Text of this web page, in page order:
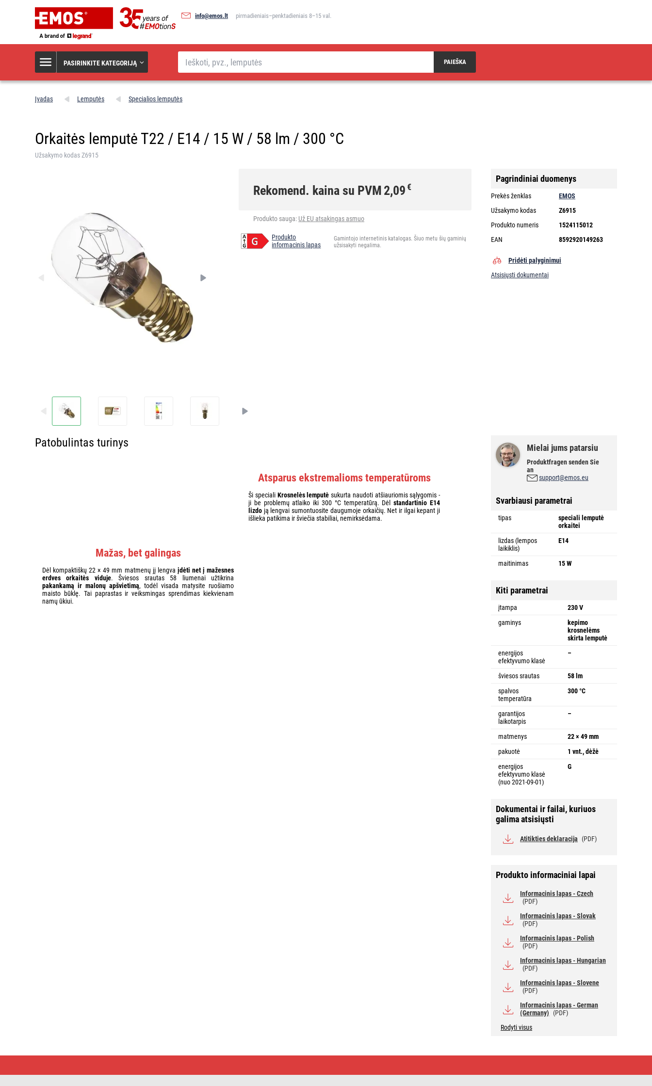
info@emos.lt pirmadieniais–penktadieniais 8–15 val.
PASIRINKITE KATEGORIJĄ
Paieška
PAIEŠKA
Įvadas Lemputės Specialios lemputės
Orkaitės lemputė T22 / E14 / 15 W / 58 lm / 300 °C
Užsakymo kodas Z6915
Rekomend. kaina su PVM 2,09€
Produkto sauga: Už EU atsakingas asmuo
Produkto
informacinis lapas
Gamintojo internetinis katalogas. Šiuo metu šių gaminių
užsisakyti negalima.
Pagrindiniai duomenys
Prekės ženklas
EMOS
Užsakymo kodas
Z6915
Produkto numeris
1524115012
EAN
8592920149263
Pridėti palyginimui
Atsisiųsti dokumentai
Patobulintas turinys
Atsparus ekstremalioms temperatūroms
Ši speciali Krosnelės lemputė sukurta naudoti atšiauriomis sąlygomis -
ji be problemų atlaiko iki 300 °C temperatūrą. Dėlstandartinio E14
lizdo ją lengvai sumontuosite daugumoje orkaičių. Net ir ilgai kepant ji
išlieka patikima ir šviečia stabiliai, nemirksėdama.
Mažas, bet galingas
Dėl kompaktiškų 22 × 49 mm matmenų jį lengva įdėti net į mažesnes
erdves orkaitės viduje. Šviesos srautas 58 liumenai užtikrina
pakankamą ir malonų apšvietimą, todėl visada matysite ruošiamo
maisto būklę. Tai paprastas ir veiksmingas sprendimas kiekvienam
namų ūkiui.
Mielai jums patarsiu
Produktfragen senden Sie
an
support@emos.eu
Svarbiausi parametrai
tipas
speciali lemputė
orkaitei
lizdas (lempos
laikiklis)
E14
maitinimas 15 W
Kiti parametrai
įtampa
230 V
gaminys
kepimo
krosnelėms
skirta lemputė
energijos
efektyvumo klasė
–
šviesos srautas
58 lm
spalvos
temperatūra
300 °C
garantijos
laikotarpis
–
matmenys
22 × 49 mm
pakuotė
1 vnt., dėžė
energijos
efektyvumo klasė
(nuo 2021-09-01)
G
Dokumentai ir failai, kuriuos
galima atsisiųsti
Atitikties deklaracija (PDF)
Produkto informaciniai lapai
Informacinis lapas - Czech
(PDF)
Informacinis lapas - Slovak
(PDF)
Informacinis lapas - Polish
(PDF)
Informacinis lapas - Hungarian
(PDF)
Informacinis lapas - Slovene
(PDF)
Informacinis lapas - German
(Germany)
(PDF)
Rodyti visus
T22